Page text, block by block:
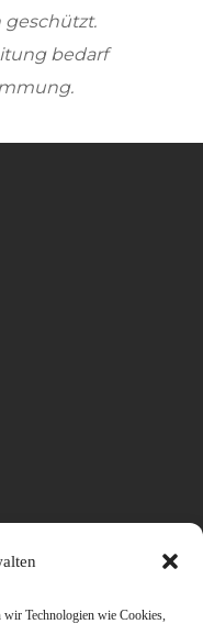
wir Technologien wie Cookies,
geschützt.
bedarf